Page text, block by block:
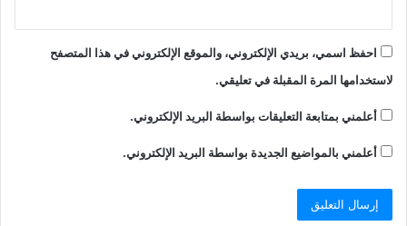
احفظ اسمي، بريدي الإلكتروني، والموقع الإلكتروني في هذا المتصفح
لاستخدامها المرة المقبلة في تعليقي.
أعلمني بمتابعة التعليقات بواسطة البريد الإلكتروني.
أعلمني بالمواضيع الجديدة بواسطة البريد الإلكتروني.